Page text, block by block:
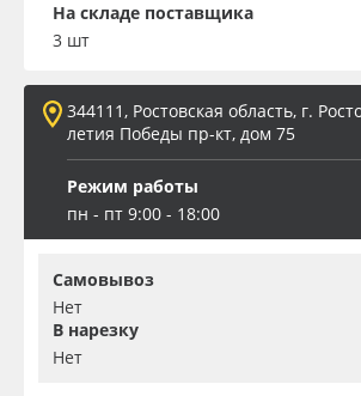
На складе поставщика
3 шт
344111, Ростовская область, г.
летия Победы пр-кт, дом 75
Режим работы
пн - пт 9:00 - 18:00
Самовывоз
Нет
В нарезку
Нет